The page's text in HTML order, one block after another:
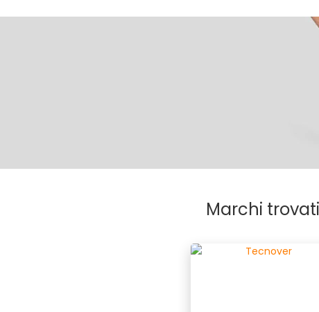
Marchi trovati